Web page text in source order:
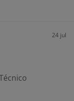
24 jul